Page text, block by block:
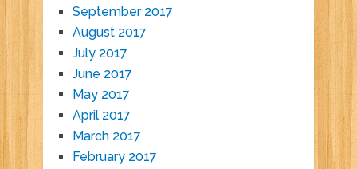
September 2017
August 2017
July 2017
June 2017
May 2017
April 2017
March 2017
February 2017